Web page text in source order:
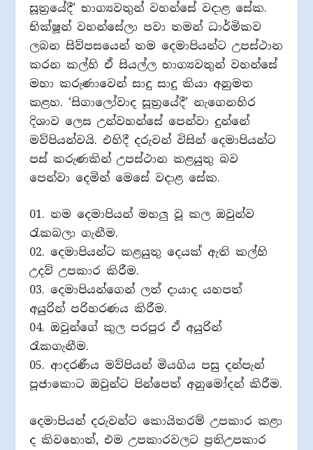
සූත්‍රයේදී’ භාග්‍යවතුන් වහන්සේ වදාළ සේක.
භික්ෂූන් වහන්සේලා පවා තමන් ධාර්මිකව
ලබන සිව්පසයෙන් තම දෙමාපියන්ට උපස්ථාන
කරන කල්හි ඒ සියල්ල භාග්‍යවතුන් වහන්සේ
මහා කරුණාවෙන් සාදු සාදු කියා අනුමත
කළහ. ‘සිගාලෝවාද සූත්‍රයේදී’ නැගෙනහිර
දිශාව ලෙස උන්වහන්සේ පෙන්වා දුන්නේ
මව්පියන්වයි. එහිදී දරුවන් විසින් දෙමාපියන්ට
පස් කරුණකින් උපස්ථාන කළයුතු බව
පෙන්වා දෙමින් මෙසේ වදාළ සේක.
01. තම දෙමාපියන් මහලු වූ කල ඔවුන්ව
රැකබලා ගැනීම.
02. දෙමාපියන්ට කළයුතු දෙයක් ඇති කල්හි
උදව් උපකාර කිරීම.
03. දෙමාපියන්ගෙන් ලත් දායාද යහපත්
අයුරින් පරිහරණය කිරීම.
04. ඔවුන්ගේ කුල පරපුර ඒ අයුරින්
රැකගැනීම.
05. ආදරණීය මව්පියන් මියගිය පසු දන්පැන්
පූජාකොට ඔවුන්ට පින්පෙත් අනුමෝදන් කිරීම.
දෙමාපියන් දරුවන්ට කොයිතරම් උපකාර කළා
ද කිවහොත්, එම උපකාරවලට ප්‍රතිඋපකාර